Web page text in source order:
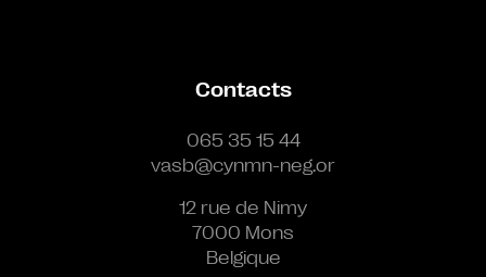
Contacts
065 35 15 44
vasb@cynmn-neg.or
12 rue de Nimy
7000 Mons
Belgique